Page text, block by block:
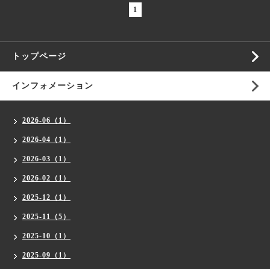
1
トップページ
インフォメーション
2026-06（1）
2026-04（1）
2026-03（1）
2026-02（1）
2025-12（1）
2025-11（5）
2025-10（1）
2025-09（1）